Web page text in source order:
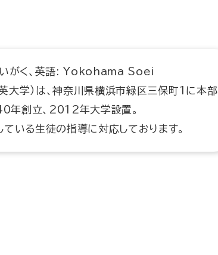
いがく、英語: Yokohama Soei
学）は、神奈川県横浜市緑区三保町1に本部
年創立、2012年大学設置。
いる生徒の指導に対応しております。